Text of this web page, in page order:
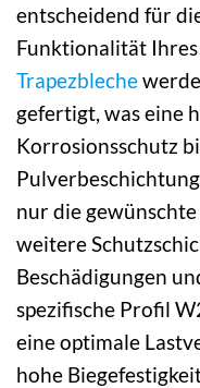
entscheidend für
Funktionalität Ihres
Trapezbleche
gefertigt, was eine
Korrosionsschutz
nur die
weitere
Beschädigungen
spezifische Profil
eine optimale
hohe